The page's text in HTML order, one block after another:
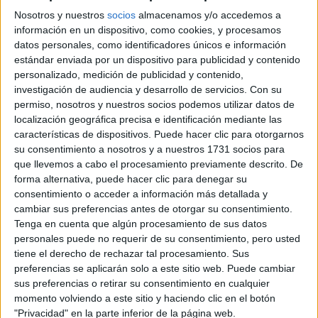
Nosotros y nuestros socios almacenamos y/o accedemos a
información en un dispositivo, como cookies, y procesamos
datos personales, como identificadores únicos e información
estándar enviada por un dispositivo para publicidad y contenido
personalizado, medición de publicidad y contenido,
investigación de audiencia y desarrollo de servicios. Con su
permiso, nosotros y nuestros socios podemos utilizar datos de
localización geográfica precisa e identificación mediante las
características de dispositivos. Puede hacer clic para otorgarnos
su consentimiento a nosotros y a nuestros 1731 socios para
que llevemos a cabo el procesamiento previamente descrito. De
forma alternativa, puede hacer clic para denegar su
consentimiento o acceder a información más detallada y
cambiar sus preferencias antes de otorgar su consentimiento.
Tenga en cuenta que algún procesamiento de sus datos
personales puede no requerir de su consentimiento, pero usted
tiene el derecho de rechazar tal procesamiento. Sus
preferencias se aplicarán solo a este sitio web. Puede cambiar
sus preferencias o retirar su consentimiento en cualquier
momento volviendo a este sitio y haciendo clic en el botón
"Privacidad" en la parte inferior de la página web.
Comunidad:
Valencia
Año del examen:
Mes de examen:
Junio
Asignatura:
Dibujo Técnico II
Descripción del fichero:
Opción B
Fichero Examen:
examen-selectividad-dibujo-tecnico-ii-comunidad-valenciana-
2013-junio.pdf